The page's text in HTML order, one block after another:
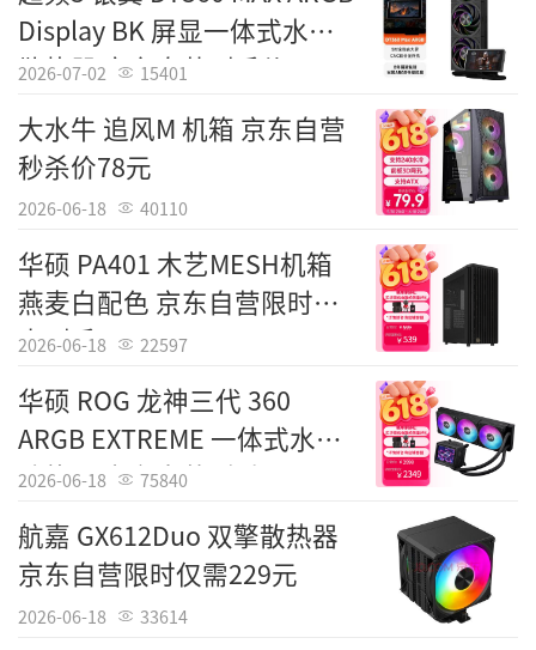
Tags： 先马
责任编辑：IT国度
Display BK 屏显一体式水冷
散热器 京东自营到手价1199
元
2026-07-02 15401
大水牛 追风M 机箱 京东自营
秒杀价78元
2026-06-18 40110
华硕 PA401 木艺MESH机箱
燕麦白配色 京东自营限时特
惠到手549元
2026-06-18 22597
华硕 ROG 龙神三代 360
ARGB EXTREME 一体式水冷
散热器 京东自营到手2399元
2026-06-18 75840
航嘉 GX612Duo 双擎散热器
京东自营限时仅需229元
2026-06-18 33614